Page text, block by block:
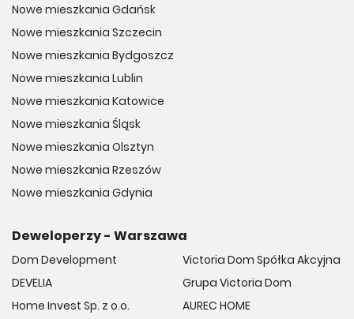
Nowe mieszkania Gdańsk
Nowe mieszkania Szczecin
Nowe mieszkania Bydgoszcz
Nowe mieszkania Lublin
Nowe mieszkania Katowice
Nowe mieszkania Śląsk
Nowe mieszkania Olsztyn
Nowe mieszkania Rzeszów
Nowe mieszkania Gdynia
Deweloperzy - Warszawa
Dom Development
DEVELIA
Home Invest Sp. z o.o.
Victoria Dom Spółka Akcyjna
Grupa Victoria Dom
AUREC HOME